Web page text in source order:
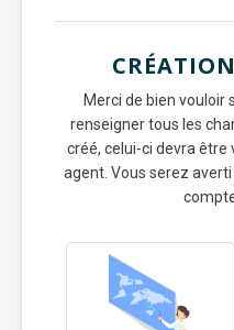
Merci de bien
renseigner tous les
créé, celui-ci devra
agent. Vous serez